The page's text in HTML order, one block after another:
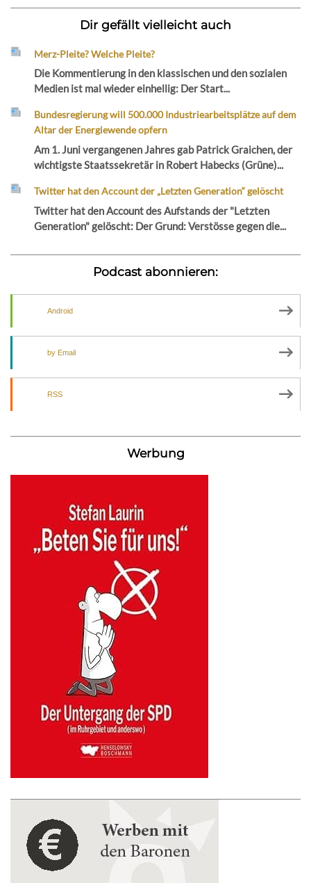
Dir gefällt vielleicht auch
Merz-Pleite? Welche Pleite?
Die Kommentierung in den klassischen und den sozialen
Medien ist mal wieder einhellig: Der Start...
Bundesregierung will 500.000 Industriearbeitsplätze auf dem
Altar der Energiewende opfern
Am 1. Juni vergangenen Jahres gab Patrick Graichen, der
wichtigste Staatssekretär in Robert Habecks (Grüne)...
Twitter hat den Account der „Letzten Generation“ gelöscht
Twitter hat den Account des Aufstands der "Letzten
Generation" gelöscht: Der Grund: Verstösse gegen die...
Podcast abonnieren:
Android
by Email
RSS
Werbung